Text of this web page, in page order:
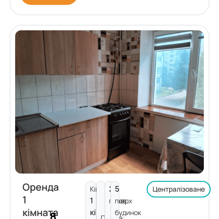
Оренда
1
кімната
Кімнат:
1
кімната
2
поверх
5
пов.
будинок
Централізоване